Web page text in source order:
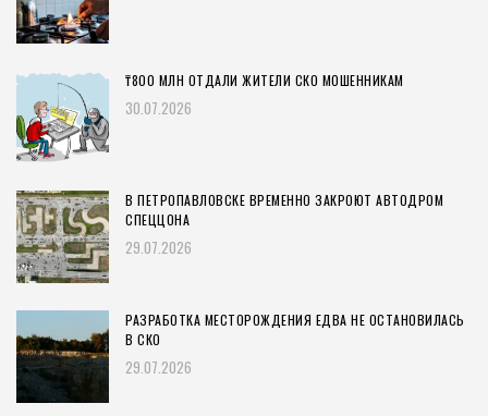
₸800 МЛН ОТДАЛИ ЖИТЕЛИ СКО МОШЕННИКАМ
30.07.2026
В ПЕТРОПАВЛОВСКЕ ВРЕМЕННО ЗАКРОЮТ АВТОДРОМ
СПЕЦЦОНА
29.07.2026
РАЗРАБОТКА МЕСТОРОЖДЕНИЯ ЕДВА НЕ ОСТАНОВИЛАСЬ
В СКО
29.07.2026